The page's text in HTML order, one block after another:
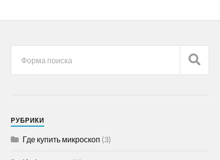
РУБРИКИ
Где купить микроскоп (3)